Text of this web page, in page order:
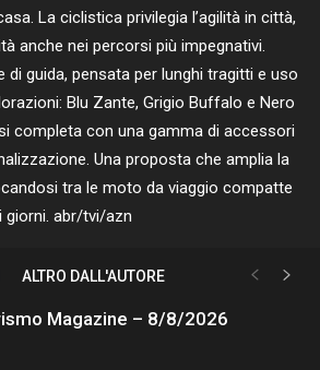
La ciclistica privilegia l’agilità in città,
anche nei percorsi più impegnativi.
di guida, pensata per lunghi tragitti e uso
Blu Zante, Grigio Buffalo e Nero
completa con una gamma di accessori
Una proposta che amplia la
tra le moto da viaggio compatte
giorni. abr/tvi/azn
ALTRO DALL'AUTORE
Magazine – 8/8/2026